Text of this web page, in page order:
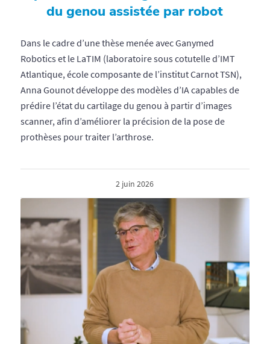
du genou assistée par robot
Dans le cadre d’une thèse menée avec Ganymed
Robotics et le LaTIM (laboratoire sous cotutelle d’IMT
Atlantique, école composante de l’institut Carnot TSN),
Anna Gounot développe des modèles d’IA capables de
prédire l’état du cartilage du genou à partir d’images
scanner, afin d’améliorer la précision de la pose de
prothèses pour traiter l’arthrose.
2 juin 2026